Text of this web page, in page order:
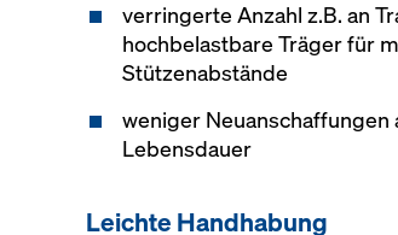
verringerte Anzahl z.B. an
hochbelastbare Träger für
Stützenabstände
weniger
Lebensdauer
Leichte Handhabung